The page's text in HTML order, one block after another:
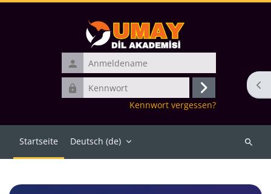
Anmeldename
Kennwort
Anmelden
Kennwort vergessen?
Startseite Deutsch ‎(de)‎
Kurse